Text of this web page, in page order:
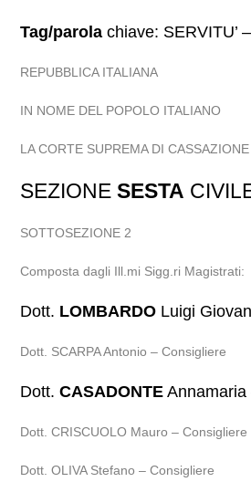
Tag/parola chiave: SERVITU’
REPUBBLICA ITALIANA
IN NOME DEL POPOLO ITALIANO
LA CORTE SUPREMA DI CASSAZIONE
SEZIONESESTA
SOTTOSEZIONE 2
Composta dagli Ill.mi Sigg.ri Magistrati:
Dott. LOMBARDO Luigi
Dott. SCARPA Antonio – Consigliere
Dott.CASADONTE
Dott. CRISCUOLO Mauro – Consigliere
Dott. OLIVA Stefano – Consigliere